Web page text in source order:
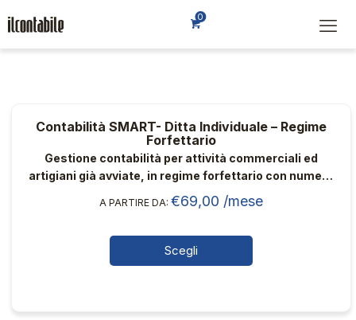
0
Contabilità SMART- Ditta Individuale – Regime
Forfettario
Gestione contabilità per attività commerciali ed
artigiani già avviate, in regime forfettario con numero
di fatture medio/alto e commercialista dedicato
A PARTIRE DA:€69,00 /mese
Scegli
Questo
ha